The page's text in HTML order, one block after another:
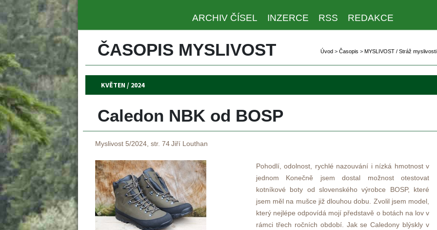
ARCHIV ČÍSEL INZERCE RSS REDAKCE
ČASOPIS MYSLIVOST Úvod > Časopi > MYSLIVOST / Stráž myslivosti
KVĚTEN / 2024
Caledon NBK od BOSP
Myslivost 5/2024, str. 74Jiří Louthan
Pohodlí, odolnost, rychlé nazouvání i nízká hmotnost v
jednom Konečně jsem dostal možnost otestovat
kotníkové boty od slovenského výrobce BOSP, které
jsem měl na mušce již dlouhou dobu. Zvolil jsem model,
který nejlépe odpovídá mojí představě o botách na lov v
rámci třech ročních období. Jak se Caledony blýskly v